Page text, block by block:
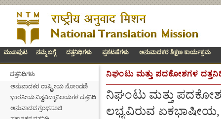
ಮುಖಪುಟ ನಮ್ಮ ಬಗ್ಗೆ ದತ್ತನಿಧಿಗಳು ಪ್ರಕಟಣೆಗಳು ಅನುವಾದಕರ ಶಿಕ್ಷಣ ಕಾರ್ಯಕ್ರಮ
ದತ್ತನಿಧಿಗಳು
ಅನುವಾದಕರ ರಾಷ್ಟ್ರೀಯ ನೋಂದಣಿ
ಭಾರತೀಯ ವಿಶ್ವವಿದ್ಯಾನಿಲಯಗಳ ದತ್ತನಿಧಿ
ಅನುವಾದದ ಗ್ರಂಥಸೂಚಿ
ನಿಘಂಟು ಮತ್ತು ಪದಕೋಶಗಳ
ನಿಘಂಟು ಮತ್ತು
ಲಭ್ಯವಿರುವ